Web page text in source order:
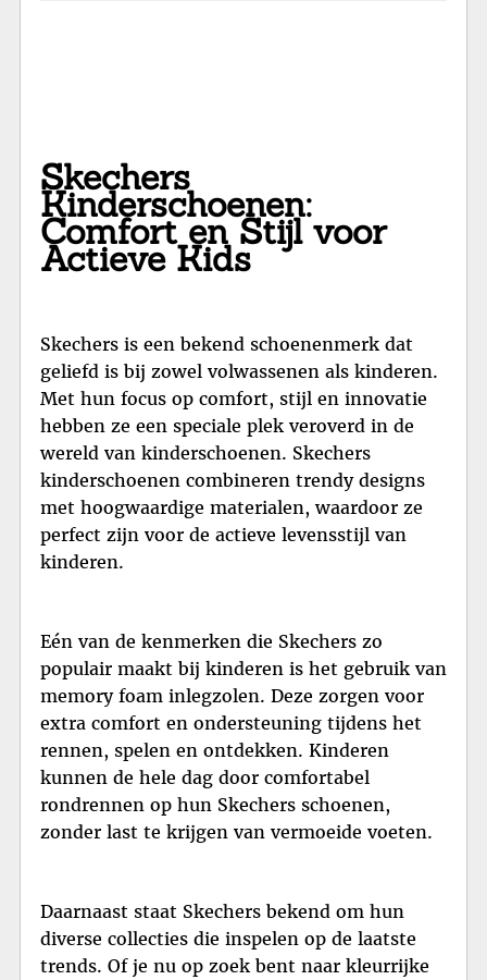
Skechers
Kinderschoenen:
Comfort en Stijl voor
Actieve Kids
Skechers is een bekend schoenenmerk dat
geliefd is bij zowel volwassenen als kinderen.
Met hun focus op comfort, stijl en innovatie
hebben ze een speciale plek veroverd in de
wereld van kinderschoenen. Skechers
kinderschoenen combineren trendy designs
met hoogwaardige materialen, waardoor ze
perfect zijn voor de actieve levensstijl van
kinderen.
Eén van de kenmerken die Skechers zo
populair maakt bij kinderen is het gebruik van
memory foam inlegzolen. Deze zorgen voor
extra comfort en ondersteuning tijdens het
rennen, spelen en ontdekken. Kinderen
kunnen de hele dag door comfortabel
rondrennen op hun Skechers schoenen,
zonder last te krijgen van vermoeide voeten.
Daarnaast staat Skechers bekend om hun
diverse collecties die inspelen op de laatste
trends. Of je nu op zoek bent naar kleurrijke